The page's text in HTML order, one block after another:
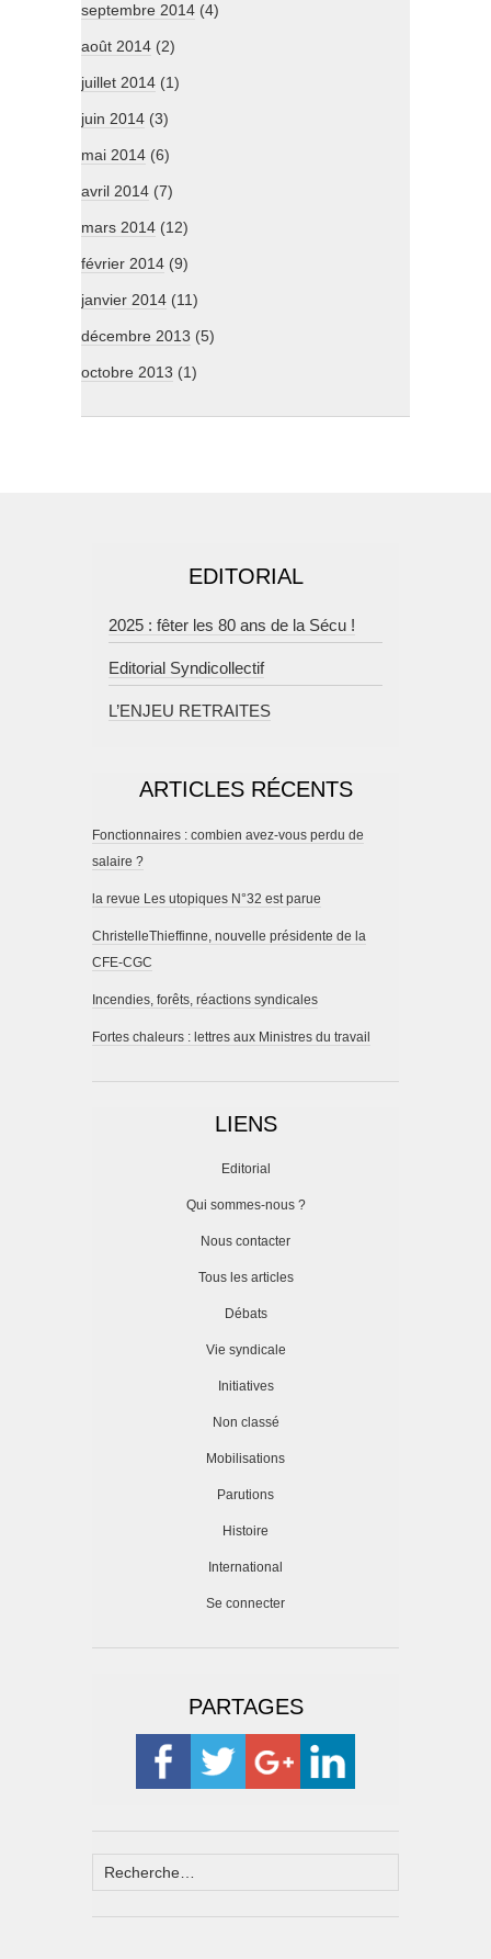
septembre 2014 (4)
août 2014 (2)
juillet 2014 (1)
juin 2014 (3)
mai 2014 (6)
avril 2014 (7)
mars 2014 (12)
février 2014 (9)
janvier 2014 (11)
décembre 2013 (5)
octobre 2013 (1)
EDITORIAL
2025 : fêter les 80 ans de la Sécu !
Editorial Syndicollectif
L’ENJEU RETRAITES
ARTICLES RÉCENTS
Fonctionnaires : combien avez-vous perdu de
salaire ?
la revue Les utopiques N°32 est parue
ChristelleThieffinne, nouvelle présidente de la
CFE-CGC
Incendies, forêts, réactions syndicales
Fortes chaleurs : lettres aux Ministres du travail
LIENS
Editorial
Qui sommes-nous ?
Nous contacter
Tous les articles
Débats
Vie syndicale
Initiatives
Non classé
Mobilisations
Parutions
Histoire
International
Se connecter
PARTAGES